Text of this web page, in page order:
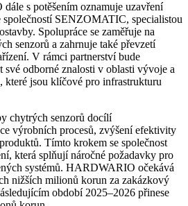
s potěšením oznamuje uzavření
společností SENZOMATIC, specialistou
Spolupráce se zaměřuje na
senzorů a zahrnuje také převzetí
V rámci partnerství bude
odborné znalosti v oblasti vývoje a
které jsou klíčové pro infrastrukturu
chytrých senzorů docílí
výrobních procesů, zvýšení efektivity
Tímto krokem se společnost
která splňují náročné požadavky pro
systémů. HARDWARIO očekává
nižších milionů korun za zakázkový
období 2025–2026 přinese